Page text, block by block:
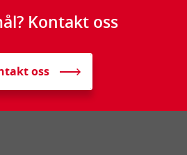
Kontakt oss
oss